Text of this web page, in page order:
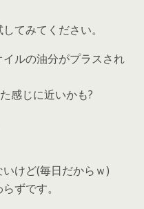
てみてください。
ルの油分がプラスされ
感じに近いかも?
けど(毎日だからｗ)
ずです。